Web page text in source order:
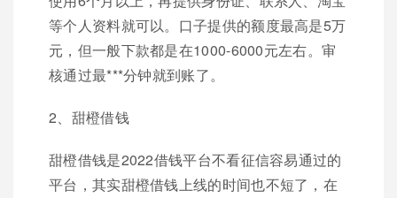
等个人资料就可以。口子提供的额度最高是5万
元，但一般下款都是在1000-6000元左右。审
核通过最***分钟就到账了。
2、甜橙借钱
甜橙借钱是2022借钱平台不看征信容易通过的
平台，其实甜橙借钱上线的时间也不短了，在